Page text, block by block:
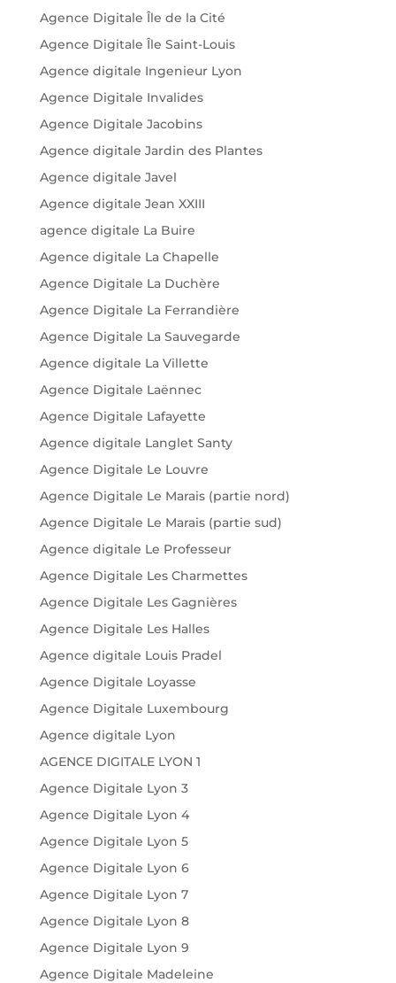
Agence Digitale Île de la Cité
Agence Digitale Île Saint-Louis
Agence digitale Ingenieur Lyon
Agence Digitale Invalides
Agence Digitale Jacobins
Agence digitale Jardin des Plantes
Agence digitale Javel
Agence digitale Jean XXIII
agence digitale La Buire
Agence digitale La Chapelle
Agence Digitale La Duchère
Agence Digitale La Ferrandière
Agence Digitale La Sauvegarde
Agence digitale La Villette
Agence Digitale Laënnec
Agence Digitale Lafayette
Agence digitale Langlet Santy
Agence Digitale Le Louvre
Agence Digitale Le Marais (partie nord)
Agence Digitale Le Marais (partie sud)
Agence digitale Le Professeur
Agence Digitale Les Charmettes
Agence Digitale Les Gagnières
Agence Digitale Les Halles
Agence digitale Louis Pradel
Agence Digitale Loyasse
Agence Digitale Luxembourg
Agence digitale Lyon
AGENCE DIGITALE LYON 1
Agence Digitale Lyon 3
Agence Digitale Lyon 4
Agence Digitale Lyon 5
Agence Digitale Lyon 6
Agence Digitale Lyon 7
Agence Digitale Lyon 8
Agence Digitale Lyon 9
Agence Digitale Madeleine